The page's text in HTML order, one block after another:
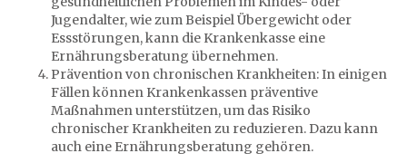
Jugendalter, wie zum Beispiel Übergewicht oder
Essstörungen, kann die Krankenkasse eine
Ernährungsberatung übernehmen.
Prävention von chronischen Krankheiten: In einigen
Fällen können Krankenkassen präventive
Maßnahmen unterstützen, um das Risiko
chronischer Krankheiten zu reduzieren. Dazu kann
auch eine Ernährungsberatung gehören.